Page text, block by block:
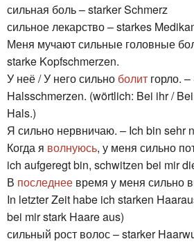
сильная боль – starker Schmerz
сильное лекарство – starkes
Меня мучают сильные головные
starke Kopfschmerzen.
У неё / У него сильно болит горло.
Halsschmerzen. (wörtlich: Bei ihr /
Hals.)
Я сильно нервничаю. – Ich bin sehr
Когда я волнуюсь, у меня сильно
ich aufgeregt bin, schwitzen bei mir
В последнее время у меня сильно
In letzter Zeit habe ich starken
bei mir stark Haare aus)
сильный рост волос – starker